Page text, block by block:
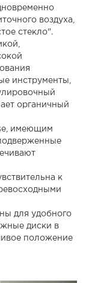
воздуха,
стекло".
инструменты,
органичный
имеющим
к
для удобного
диски в
положение